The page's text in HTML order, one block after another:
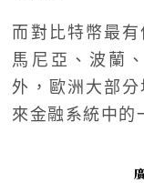
而對比特幣最
馬尼亞、波蘭
外，歐洲大部
來金融系統中的